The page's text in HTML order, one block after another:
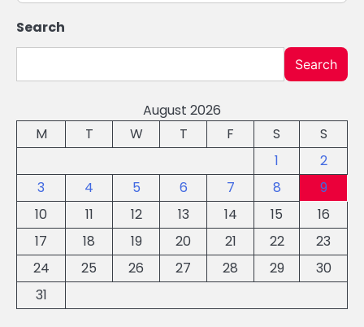
Search
Search
August 2026
M
T W T F S
S
1
2
3
4 5 6 7 8
9
10
11 12 13 14 15
16
17
18 19 20 21 22
23
24
25 26 27 28 29
30
31